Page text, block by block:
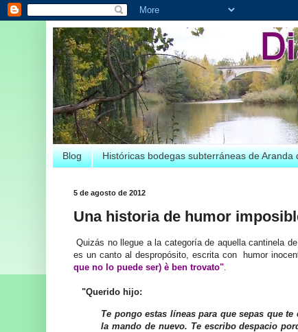
Blog Históricas bodegas subterráneas de Aranda
5 de agosto de 2012
Una historia de humor
Quizás no llegue a la categoría de aquella cantinela
es un canto al despropósito, escrita con humor
que no lo puede ser) è ben trovato".
"Querido hijo:
Te pongo estas líneas para que sepas que
la mando de nuevo. Te escribo despacio